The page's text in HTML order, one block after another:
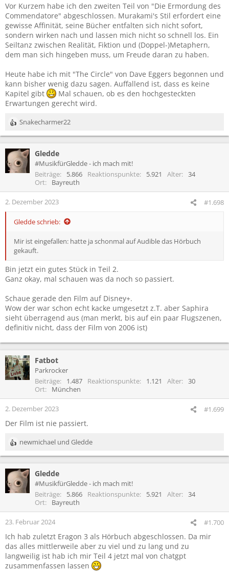
Vor Kurzem habe ich den zweiten Teil von "Die Ermordung des
Commendatore" abgeschlossen. Murakami's Stil erfordert eine
gewisse Affinität, seine Bücher entfalten sich nicht sofort,
sondern wirken nach und lassen mich nicht so schnell los. Ein
Seiltanz zwischen Realität, Fiktion und (Doppel-)Metaphern,
dem man sich hingeben muss, um Freude daran zu haben.
Heute habe ich mit "The Circle" von Dave Eggers begonnen und
kann bisher wenig dazu sagen. Auffallend ist, dass es keine
Kapitel gibt
Mal schauen, ob es den hochgesteckten
Erwartungen gerecht wird.
R
e
k
t
i
n
Snakecharmer22
Gledde
#MusikfürGledde - ich mach mit!
Beiträge
5.866 Reaktionspunkte 5.921 Alter
34
Ort
Bayreuth
2. Dezember 2023 #1.698
Gledde schrieb:
Mir ist eingefallen: hatte ja schonmal auf Audible das Hörbuch
gekauft.
Bin jetzt ein gutes Stück in Teil 2.
Ganz okay, mal schauen was da noch so passiert.
Schaue gerade den Film auf Disney+.
Wow der war schon echt kacke umgesetzt z.T. aber Saphira
sieht überragend aus (man merkt, bis auf ein paar Flugszenen,
definitiv nicht, dass der Film von 2006 ist)
Fatbot
Parkrocker
Beiträge
1.487 Reaktionspunkte 1.121 Alter
30
Ort
München
2. Dezember 2023 #1.699
Der Film ist nie passiert.
R
e
k
t
i
n
e
:
newmichael und Gledde
Gledde
#MusikfürGledde - ich mach mit!
Beiträge
5.866 Reaktionspunkte 5.921 Alter
34
Ort
Bayreuth
23. Februar 2024 #1.700
Ich hab zuletzt Eragon 3 als Hörbuch abgeschlossen. Da mir
das alles mittlerweile aber zu viel und zu lang und zu
langweilig ist hab ich mir Teil 4 jetzt mal von chatgpt
zusammenfassen lassen